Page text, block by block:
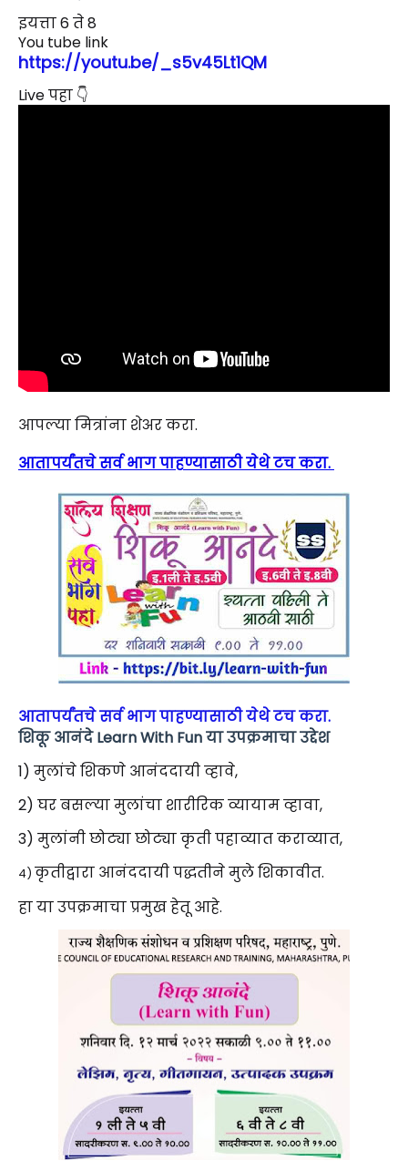
इयत्ता 6 ते 8
You tube link
https://youtu.be/_s5v45Lt1QM
Live पहा 👇
आपल्या मित्रांना शेअर करा.
आतापर्यंतचे सर्व भाग पाहण्यासाठी येथे टच करा.
आतापर्यंतचे सर्व भाग पाहण्यासाठी येथे टच करा.
शिकू आनंदे Learn With Fun या उपक्रमाचा उद्देश
1) मुलांचे शिकणे आनंददायी व्हावे,
2) घर बसल्या मुलांचा शारीरिक व्यायाम व्हावा,
3) मुलांनी छोट्या छोट्या कृती पहाव्यात कराव्यात,
4) कृतीद्वारा आनंददायी पद्धतीने मुले शिकावीत.
हा या उपक्रमाचा प्रमुख हेतू आहे.